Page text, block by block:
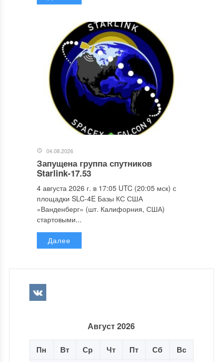
04.08.2026
Запущена группа спутников
Starlink-17.53
4 августа 2026 г. в 17:05 UTC (20:05 мск) с
площадки SLC-4E Базы КС США
«Ванденберг» (шт. Калифорния, США)
стартовыми...
Далее
Август 2026
Пн Вт Ср Чт Пт Сб Вс